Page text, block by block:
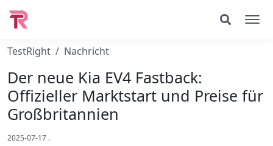
TestRight Nachricht
Der neue Kia EV4 Fastback:
Offizieller Marktstart und Preise für
Großbritannien
2025-07-17 .